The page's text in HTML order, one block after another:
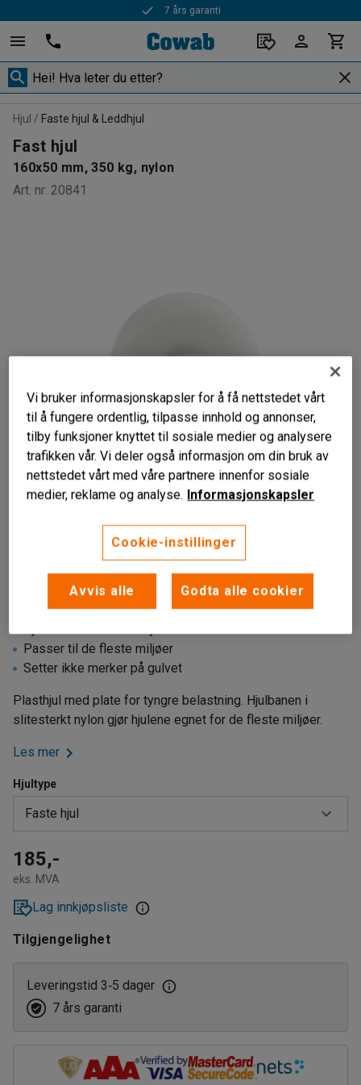
7 års garanti
Hjul Faste hjul & Leddhjul
Fast hjul
160x50 mm, 350 kg, nylon
Art. nr: 20841
Passer til de fleste miljøer
Setter ikke merker på gulvet
Plasthjul med plate for tyngre belastning. Hjulbanen i
slitesterkt nylon gjør hjulene egnet for de fleste miljøer.
Les mer
Hjultype
Faste hjul
Faste hjul
Svingbare
Svingbare med brems
185,-
eks. MVA
Lag innkjøpsliste
Tilgjengelighet
Leveringstid 3‑5 dager
7 års garanti
Vi bruker informasjonskapsler for å få nettstedet vårt
til å fungere ordentlig, tilpasse innhold og annonser,
tilby funksjoner knyttet til sosiale medier og analysere
trafikken vår. Vi deler også informasjon om din bruk av
nettstedet vårt med våre partnere innenfor sosiale
medier, reklame og analyse. Informasjonskapsler
Cookie-instillinger
Avvis alle Godta alle cookier